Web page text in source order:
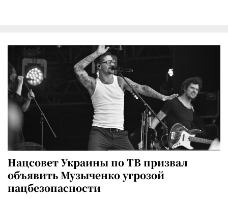
Нацсовет Украины по ТВ призвал
объявить Музыченко угрозой
нацбезопасности